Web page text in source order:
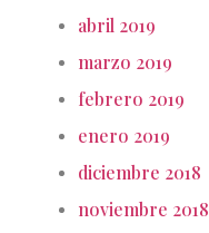
abril 2019
marzo 2019
febrero 2019
enero 2019
diciembre 2018
noviembre 2018